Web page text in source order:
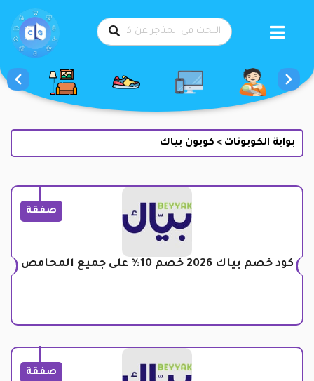
بوابة الكوبونات > كوبون بياك
صفقة
كود خصم بياك 2026 خصم 10% على جميع المحامص
صفقة